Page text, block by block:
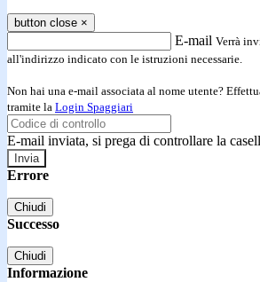
button close ×
E-mail Verrà
all'indirizzo indicato con le istruzioni necessarie.
Non hai una e-mail associata al nome utente?
tramite la Login Spaggiari
E-mail inviata, si prega di controllare la
Errore
Chiudi
Successo
Chiudi
Informazione